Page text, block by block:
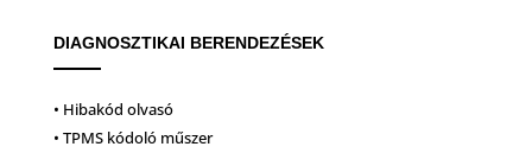
DIAGNOSZTIKAI BERENDEZÉSEK
• Hibakód olvasó
• TPMS kódoló műszer